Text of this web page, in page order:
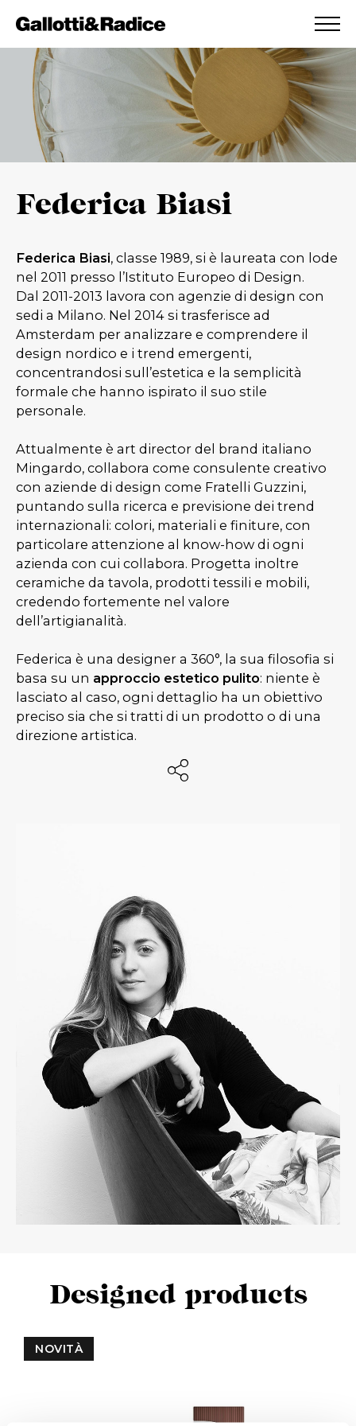
AGGIUNTO ALLA WISHLIST
VEDI LA TUA WISHLIST
Federica Biasi
Federica Biasi, classe 1989, si è laureata con lode
nel 2011 presso l’Istituto Europeo di Design.
Dal 2011-2013 lavora con agenzie di design con
sedi a Milano. Nel 2014 si trasferisce ad
Amsterdam per analizzare e comprendere il
design nordico e i trend emergenti,
concentrandosi sull’estetica e la semplicità
formale che hanno ispirato il suo stile
personale.
Attualmente è art director del brand italiano
Mingardo, collabora come consulente creativo
con aziende di design come Fratelli Guzzini,
puntando sulla ricerca e previsione dei trend
internazionali: colori, materiali e finiture, con
particolare attenzione al know-how di ogni
azienda con cui collabora. Progetta inoltre
ceramiche da tavola, prodotti tessili e mobili,
credendo fortemente nel valore
dell’artigianalità.
Federica è una designer a 360°, la sua filosofia si
basa su un approccio estetico pulito: niente è
lasciato al caso, ogni dettaglio ha un obiettivo
preciso sia che si tratti di un prodotto o di una
direzione artistica.
Designed products
NOVITÀ